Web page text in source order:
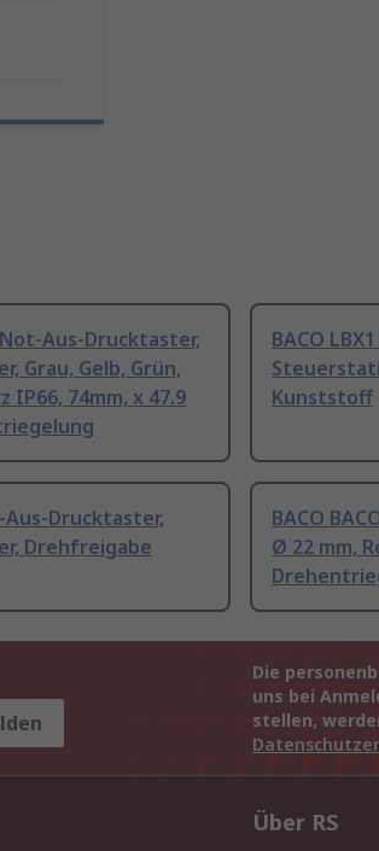
Not-Aus-Drucktaster,
Grau, Gelb, Grün,
IP66, 74mm, x 47.9
BACO
Kunststoff
Drucktaster,
Drehfreigabe
BACO
Ø 22 mm,
Die
uns bei
stellen,
Über RS